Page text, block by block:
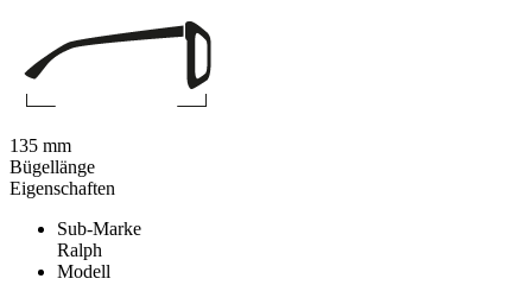
Eigenschaften
Sub-Marke
Ralph
Modell
135 mm
Bügellänge